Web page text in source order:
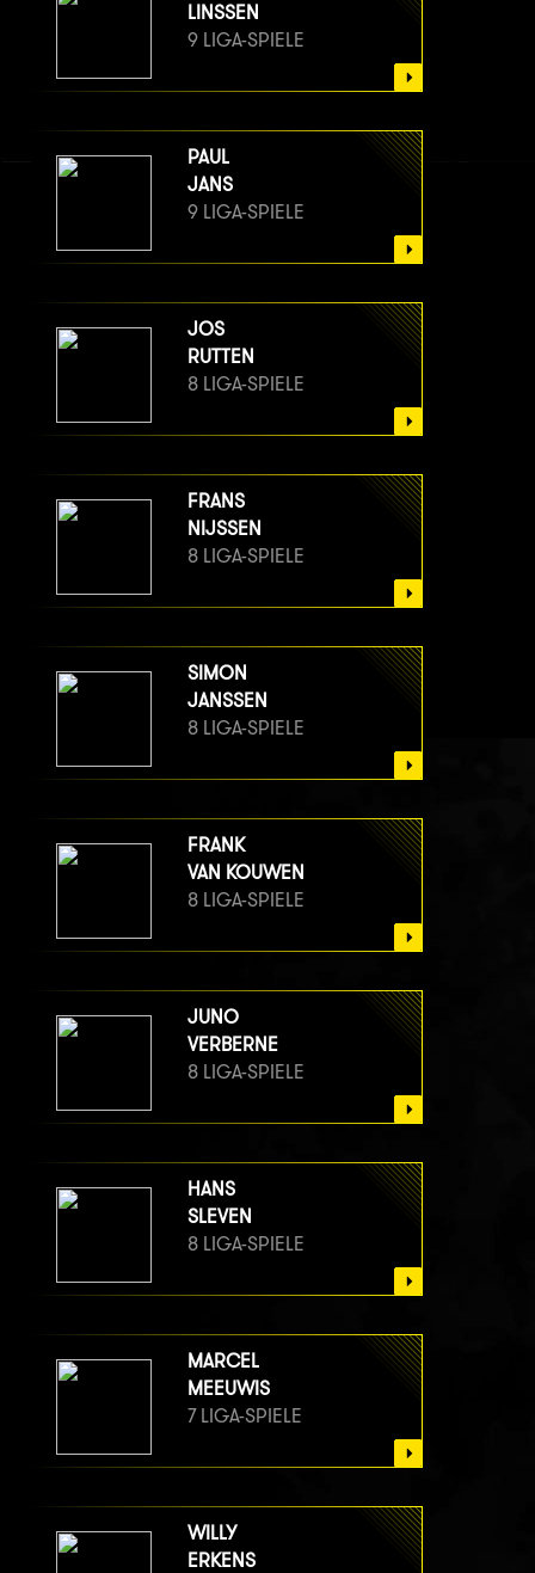
LINSSEN
9 LIGA-SPIELE
PAUL
JANS
9 LIGA-SPIELE
JOS
RUTTEN
8 LIGA-SPIELE
FRANS
NIJSSEN
8 LIGA-SPIELE
SIMON
JANSSEN
8 LIGA-SPIELE
FRANK
VAN KOUWEN
8 LIGA-SPIELE
JUNO
VERBERNE
8 LIGA-SPIELE
HANS
SLEVEN
8 LIGA-SPIELE
MARCEL
MEEUWIS
7 LIGA-SPIELE
WILLY
ERKENS